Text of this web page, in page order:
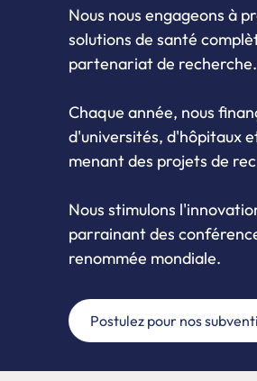
Nous nous engageons à
solutions de santé
partenariat de recherche.
Chaque année, nous
d'universités, d'hôpitaux
menant des projets de
Nous stimulons
parrainant des
renommée mondiale.
Postulez pour nos